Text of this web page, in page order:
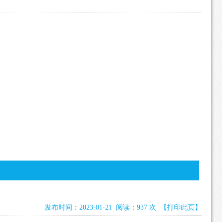
发布时间：2023-01-21 阅读：937 次 【打印此页】